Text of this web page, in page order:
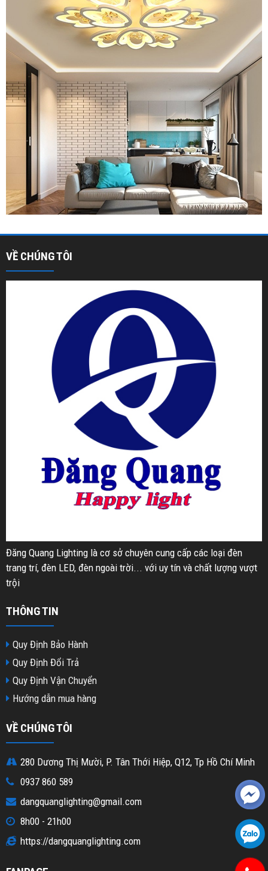
VỀ CHÚNG TÔI
Đăng Quang Lighting là cơ sở chuyên cung cấp các loại đèn
trang trí, đèn LED, đèn ngoài trời... với uy tín và chất lượng vượt
trội
THÔNG TIN
Quy Định Bảo Hành
Quy Định Đổi Trả
Quy Định Vận Chuyển
Hướng dẫn mua hàng
VỀ CHÚNG TÔI
280 Dương Thị Mười, P. Tân Thới Hiệp, Q12, Tp Hồ Chí Minh
0937 860 589
dangquanglighting@gmail.com
8h00 - 21h00
https://dangquanglighting.com